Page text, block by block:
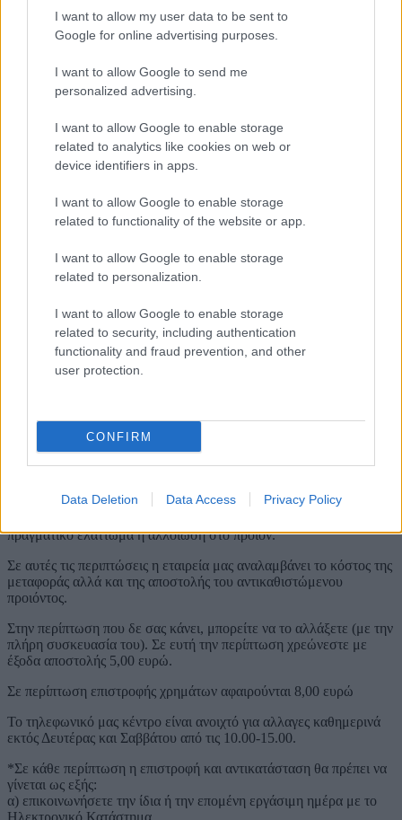
I want to allow my user data to be sent to
Google for online advertising purposes.
I want to allow Google to send me
personalized advertising.
I want to allow Google to enable storage
related to analytics like cookies on web or
device identifiers in apps.
I want to allow Google to enable storage
related to functionality of the website or app.
I want to allow Google to enable storage
related to personalization.
I want to allow Google to enable storage
related to security, including authentication
functionality and fraud prevention, and other
user protection.
CONFIRM
Data Deletion Data Access Privacy Policy
Σιέλ: Για μια δροσερή και αιθέρια εμφάνιση.
Μπεζ: Η απόλυτη nude επιλογή που ταιριάζει με όλα.
Χακί: Μια γήινη και μοντέρνα απόχρωση για κάθε ώρα.
Σάπιο Μήλο: Ρομαντικό και διαχρονικό.
Κίτρινο Παστέλ: Φωτεινό και χαρούμενο.
Μαύρο: Για μυστηριώδη και chic στυλ.
Megethologio would go here
Αλλαγές και επιστροφές
Εάν είστε δυστυχισμένοι για οποιοδήποτε λόγο, θα δεχτούμε με
χαρά την επιστροφή / ανταλλαγή ενός αφόρετου προιόντος μέσα σε
14 εργάσιμες ημέρες από την ημερομηνία παραλαβής του
προϊόντος.
- με αποδεδειγμένη υπαιτιότητα του ifos-shop.gr πουλήθηκαν
λανθασμένα προϊόντα ή προϊόντα κακής και ελαττωματικής
πραγματικό ελάττωμα ή αλλοίωση στο προϊόν.
Σε αυτές τις περιπτώσεις η εταιρεία μας αναλαμβάνει το κόστος της
μεταφοράς αλλά και της αποστολής του αντικαθιστώμενου
προιόντος.
Στην περίπτωση που δε σας κάνει, μπορείτε να το αλλάξετε (με την
πλήρη συσκευασία του). Σε ευτή την περίπτωση χρεώνεστε με
έξοδα αποστολής 5,00 ευρώ.
Σε περίπτωση επιστροφής χρημάτων αφαιρούνται 8,00 ευρώ
Το τηλεφωνικό μας κέντρο είναι ανοιχτό για αλλαγες καθημερινά
εκτός Δευτέρας και Σαββάτου από τις 10.00-15.00.
*Σε κάθε περίπτωση η επιστροφή και αντικατάσταση θα πρέπει να
γίνεται ως εξής:
α) επικοινωνήσετε την ίδια ή την επομένη εργάσιμη ημέρα με το